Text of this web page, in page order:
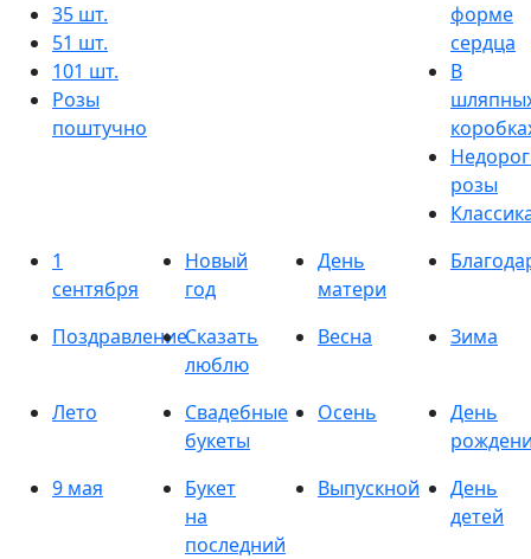
35 шт.
51 шт.
101 шт.
Розы
поштучно
форме
сердца
В
розы
1
сентября
Новый
год
День
матери
ПоздравлениеСказать
люблю
Весна Зима
Лето
Свадебные
букеты
Осень
День
9 мая
Букет
на
последний
Выпускной
День
детей